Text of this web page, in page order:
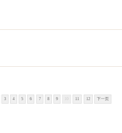
3 4 5 6 7 8 9 11 12 下一页